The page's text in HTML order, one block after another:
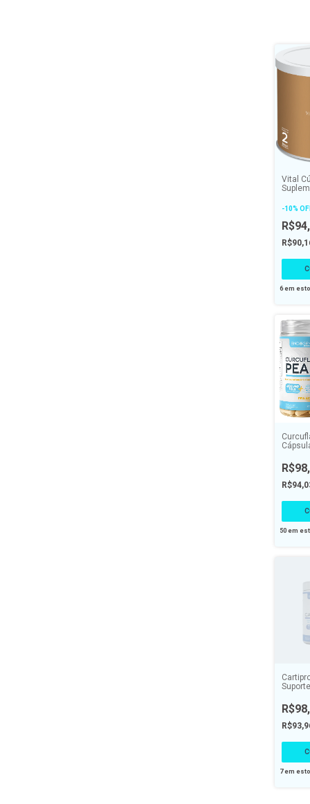
Vital
mg -
-10%
6em
50em
7em